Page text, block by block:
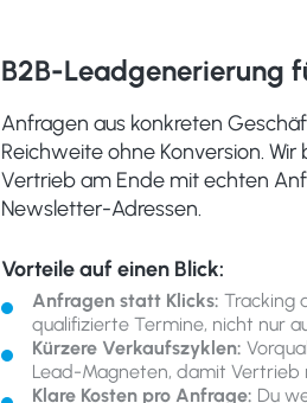
B2B-Leadgenerierung
Anfragen aus konkreten
Reichweite ohne Konversion.
Vertrieb am Ende mit echten
Newsletter-Adressen.
Vorteile auf einen Blick:
Anfragen statt Klicks: Tracking
qualifizierte Termine, nicht nur
Kürzere Verkaufszyklen:
Lead-Magneten, damit
Klare Kosten pro Anfrage: Du